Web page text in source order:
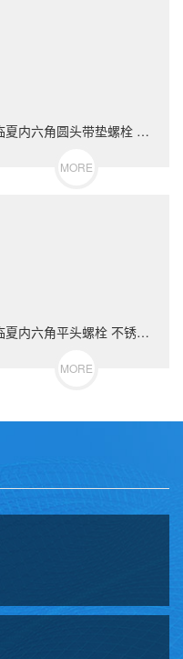
临夏内六角圆头带垫螺栓 不锈钢（304/316）碳钢 合金钢
MORE
临夏内六角平头螺栓 不锈钢（304/316）碳钢 合金钢
MORE